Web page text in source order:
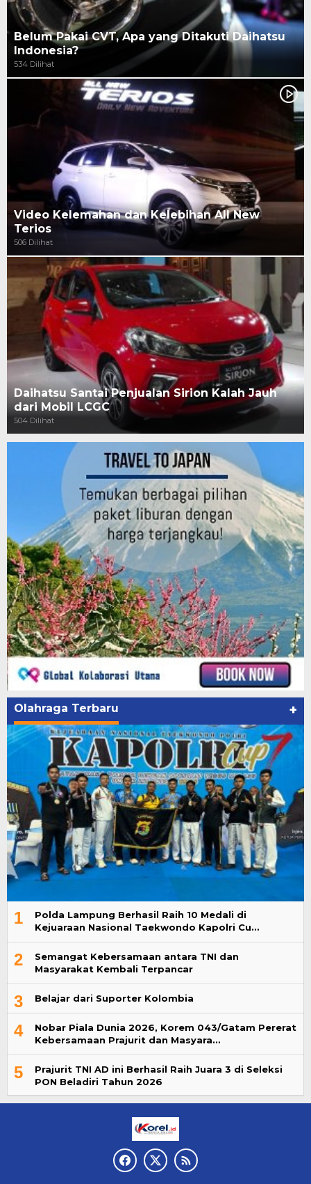
Belum Pakai CVT, Apa yang Ditakuti Daihatsu
Indonesia?
534 Dilihat
Video Kelemahan dan Kelebihan All New
Terios
506 Dilihat
Daihatsu Santai Penjualan Sirion Kalah Jauh
dari Mobil LCGC
504 Dilihat
Olahraga Terbaru +
1
Polda Lampung Berhasil Raih 10 Medali di
Kejuaraan Nasional Taekwondo Kapolri Cu…
2
Semangat Kebersamaan antara TNI dan
Masyarakat Kembali Terpancar
3 Belajar dari Suporter Kolombia
4
Nobar Piala Dunia 2026, Korem 043/Gatam Pererat
Kebersamaan Prajurit dan Masyara…
5
Prajurit TNI AD ini Berhasil Raih Juara 3 di Seleksi
PON Beladiri Tahun 2026